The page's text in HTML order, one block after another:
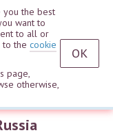
you the best
want to
to all or
the cookie
page,
otherwise,
OK